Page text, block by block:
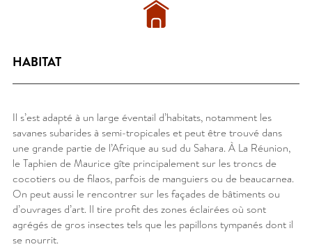
HABITAT
Il s’est adapté à un large éventail d’habitats, notamment les
savanes subarides à semi-tropicales et peut être trouvé dans
une grande partie de l’Afrique au sud du Sahara. À La Réunion,
le Taphien de Maurice gîte principalement sur les troncs de
cocotiers ou de filaos, parfois de manguiers ou de beaucarnea.
On peut aussi le rencontrer sur les façades de bâtiments ou
d’ouvrages d’art. Il tire profit des zones éclairées où sont
agrégés de gros insectes tels que les papillons tympanés dont il
se nourrit.